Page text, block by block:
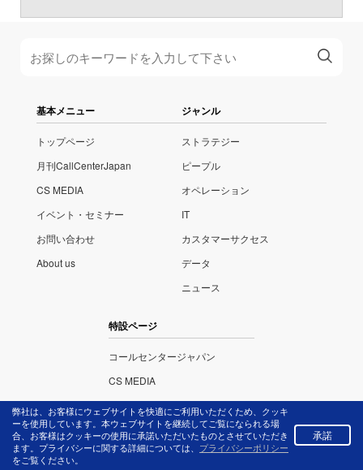
基本メニュー
トップページ
月刊CallCenterJapan
CS MEDIA
イベント・セミナー
お問い合わせ
About us
ジャンル
ストラテジー
ピープル
オペレーション
IT
カスタマーサクセス
データ
ニュース
特設ページ
コールセンタージャパン
CS MEDIA
ITさがし
イベント・セミナー
コンタクトセンター・アワード
弊社は、お客様にウェブサイトを快適にご利用いただくため、クッキ
ーを使用しています。本ウェブサイトを継続してご覧になられる場
合、お客様はクッキーの使用に承諾いただいたものとさせていただき
ます。プライバシーに関する詳細については、 プライバシーポリシー
をご覧ください。
承諾